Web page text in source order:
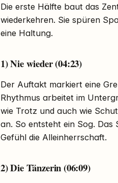
Die erste Hälfte baut das
wiederkehren. Sie spüren
eine Haltung.
1) Nie wieder (04:23)
Der Auftakt markiert eine
Rhythmus arbeitet im
wie Trotz und auch wie
an. So entsteht ein Sog. Das
Gefühl die Alleinherrschaft.
2) Die Tänzerin (06:09)